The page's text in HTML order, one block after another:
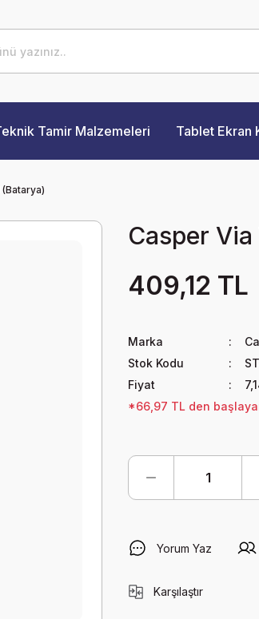
Tamir Malzemeleri Tablet Ekran
Casper
409,12 TL
Marka
Stok Kodu
Fiyat
*66,97 TL den
Yorum Yaz
Karşılaştır